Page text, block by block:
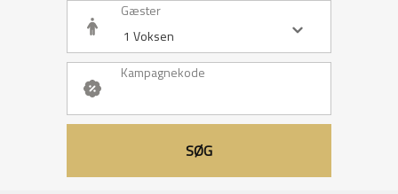
Gæster
Kampagnekode
SØG